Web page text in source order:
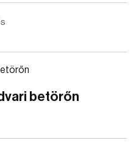
betörőn